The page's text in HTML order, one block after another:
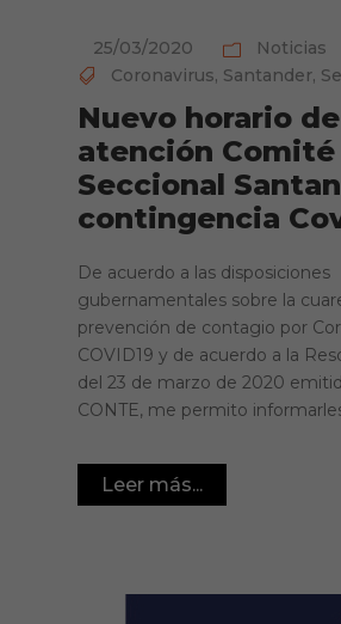
25/03/2020
Noticias
Coronavirus, Santander,
Nuevo horario de
atención Comité
Seccional
contingencia
De acuerdo a las disposiciones
gubernamentales sobre la
prevención de contagio por
COVID19 y de acuerdo a la
del 23 de marzo de 2020
CONTE, me permito
Leer más...